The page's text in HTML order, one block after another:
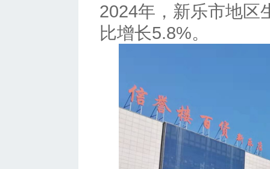
2024年，新乐市地区
比增长5.8%。